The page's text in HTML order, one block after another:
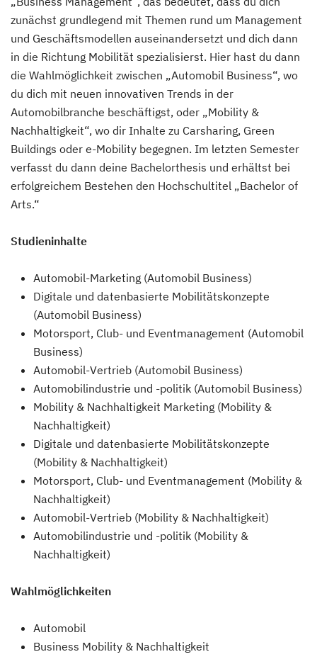
zunächst grundlegend mit Themen rund um Management
und Geschäftsmodellen auseinandersetzt und dich dann
in die Richtung Mobilität spezialisierst. Hier hast du dann
die Wahlmöglichkeit zwischen „Automobil Business“, wo
du dich mit neuen innovativen Trends in der
Automobilbranche beschäftigst, oder „Mobility &
Nachhaltigkeit“, wo dir Inhalte zu Carsharing, Green
Buildings oder e-Mobility begegnen. Im letzten Semester
verfasst du dann deine Bachelorthesis und erhältst bei
erfolgreichem Bestehen den Hochschultitel „Bachelor of
Arts.“
Studieninhalte
Automobil-Marketing (Automobil Business)
Digitale und datenbasierte Mobilitätskonzepte
(Automobil Business)
Motorsport, Club- und Eventmanagement (Automobil
Business)
Automobil-Vertrieb (Automobil Business)
Automobilindustrie und -politik (Automobil Business)
Mobility & Nachhaltigkeit Marketing (Mobility &
Nachhaltigkeit)
Digitale und datenbasierte Mobilitätskonzepte
(Mobility & Nachhaltigkeit)
Motorsport, Club- und Eventmanagement (Mobility &
Nachhaltigkeit)
Automobil-Vertrieb (Mobility & Nachhaltigkeit)
Automobilindustrie und -politik (Mobility &
Nachhaltigkeit)
Wahlmöglichkeiten
Automobil
Business Mobility & Nachhaltigkeit